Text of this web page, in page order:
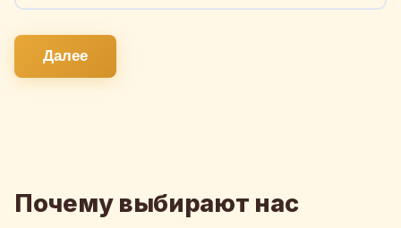
Далее
Почему выбирают нас